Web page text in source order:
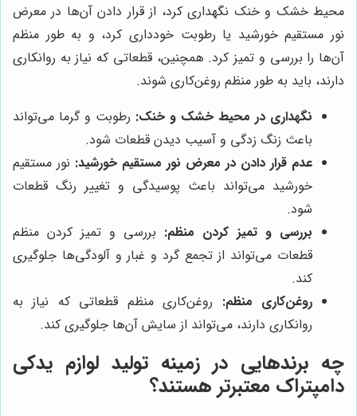
محیط خشک و خنک نگهداری کرد، از قرار دادن آن‌ها در معرض
نور مستقیم خورشید یا رطوبت خودداری کرد، و به طور منظم
آن‌ها را بررسی و تمیز کرد. همچنین، قطعاتی که نیاز به روانکاری
دارند، باید به طور منظم روغن‌کاری شوند.
نگهداری در محیط خشک و خنک: رطوبت و گرما می‌تواند
باعث زنگ زدگی و آسیب دیدن قطعات شود.
عدم قرار دادن در معرض نور مستقیم خورشید: نور مستقیم
خورشید می‌تواند باعث پوسیدگی و تغییر رنگ قطعات
شود.
بررسی و تمیز کردن منظم: بررسی و تمیز کردن منظم
قطعات می‌تواند از تجمع گرد و غبار و آلودگی‌ها جلوگیری
کند.
روغن‌کاری منظم: روغن‌کاری منظم قطعاتی که نیاز به
روانکاری دارند، می‌تواند از سایش آن‌ها جلوگیری کند.
چه برندهایی در زمینه تولید لوازم یدکی
دامپتراک معتبرتر هستند؟